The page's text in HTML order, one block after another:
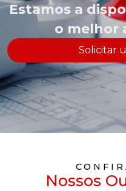
Estamos a
o melhor
Solicitar
Nossos